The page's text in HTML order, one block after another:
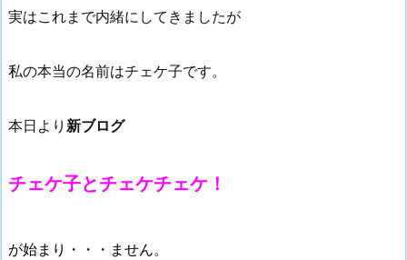
実はこれまで内緒にしてきましたが
私の本当の名前はチェケ子です。
本日より 新ブログ
チェケ子とチェケチェケ！
が始まり・・・ません。